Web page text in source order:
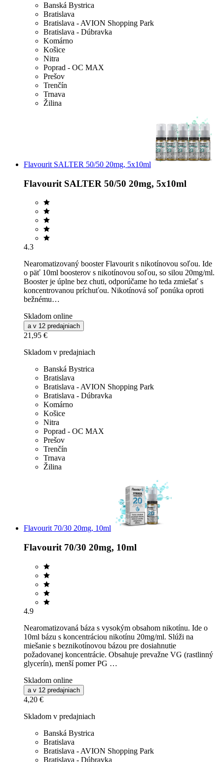
Banská Bystrica
Bratislava
Bratislava - AVION Shopping Park
Bratislava - Dúbravka
Komárno
Košice
Nitra
Poprad - OC MAX
Prešov
Trenčín
Trnava
Žilina
Flavourit SALTER 50/50 20mg, 5x10ml
Flavourit SALTER 50/50 20mg, 5x10ml
4.3
Nearomatizovaný booster Flavourit s nikotínovou soľou. Ide
o päť 10ml boosterov s nikotínovou soľou, so silou 20mg/ml.
Booster je úplne bez chuti, odporúčame ho teda zmiešať s
koncentrovanou príchuťou. Nikotínová soľ ponúka oproti
bežnému…
Skladom online
a v 12 predajniach
21,95 €
Skladom v predajniach
Banská Bystrica
Bratislava
Bratislava - AVION Shopping Park
Bratislava - Dúbravka
Komárno
Košice
Nitra
Poprad - OC MAX
Prešov
Trenčín
Trnava
Žilina
Flavourit 70/30 20mg, 10ml
Flavourit 70/30 20mg, 10ml
4.9
Nearomatizovaná báza s vysokým obsahom nikotínu. Ide o
10ml bázu s koncentráciou nikotínu 20mg/ml. Slúži na
miešanie s beznikotínovou bázou pre dosiahnutie
požadovanej koncentrácie. Obsahuje prevažne VG (rastlinný
glycerín), menší pomer PG …
Skladom online
a v 12 predajniach
4,20 €
Skladom v predajniach
Banská Bystrica
Bratislava
Bratislava - AVION Shopping Park
Bratislava - Dúbravka